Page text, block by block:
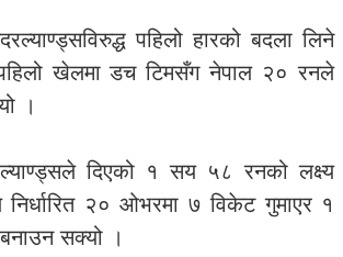
पहिलो हारको बदला लिने
खेलमा डच टिमसँग नेपाल २० रनले
।
दिएको १ सय ५८ रनको लक्ष्य
२० ओभरमा ७ विकेट गुमाएर १
सक्यो ।